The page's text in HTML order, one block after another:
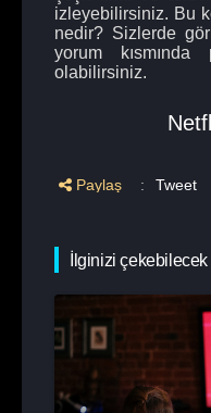
izleyebilirsiniz. Bu
nedir? Sizlerde
yorum
olabilirsiniz.
Paylaş : Tweet
İlginizi